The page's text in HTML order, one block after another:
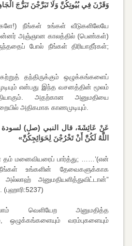
وَقَرْنَ فِي بُيُوتِكُنَّ وَلَا تَبَرَّجْنَ تَبَرُّجَ
நீங்கள் உங்கள் வீடுகளிலேயே
அஞ்ஞான காலத்தில் (பெண்கள்)
போல் நீங்கள் திரியாதீர்கள்;
தந்திருக்கும் ஒழுக்கங்களைப்
என்பது இந்த வசனத்தின் மூலம்
அதற்கான அனுமதியை
அதிகமாக காணமுடியும்.
عَنْ عَائِشَةَ، قال النبي (صل)
اللَّهُ لَكُنَّ أَنْ تَخْرُجْنَ لِحَوَائِجِكُنَّ»
தம் மனைவியரைப் பார்த்து; ……’(என்
உங்களின் தேவைகளுக்காக
அனுமதியளித்துவிட்டான்”
வெளியேற அனுமதித்த
ஒழுக்கங்களையும் வரம்புகளையும்